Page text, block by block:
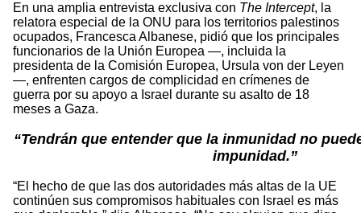
En una amplia entrevista exclusiva con The Intercept, la
relatora especial de la ONU para los territorios palestinos
ocupados, Francesca Albanese, pidió que los principales
funcionarios de la Unión Europea —, incluida la
presidenta de la Comisión Europea, Ursula von der Leyen
—, enfrenten cargos de complicidad en crímenes de
guerra por su apoyo a Israel durante su asalto de 18
meses a Gaza.
“Tendrán que entender que la inmunidad no
impunidad.”
“El hecho de que las dos autoridades más altas de la UE
continúen sus compromisos habituales con Israel es más